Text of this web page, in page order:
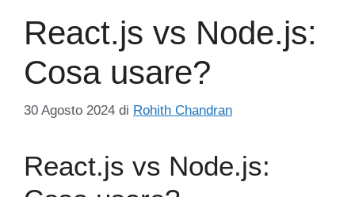
React.js vs Node.js:
Cosa usare?
30 Agosto 2024 di Rohith Chandran
React.js vs Node.js: